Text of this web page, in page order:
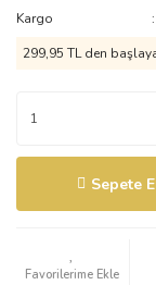
Kargo
299,95 TL den
Sepete